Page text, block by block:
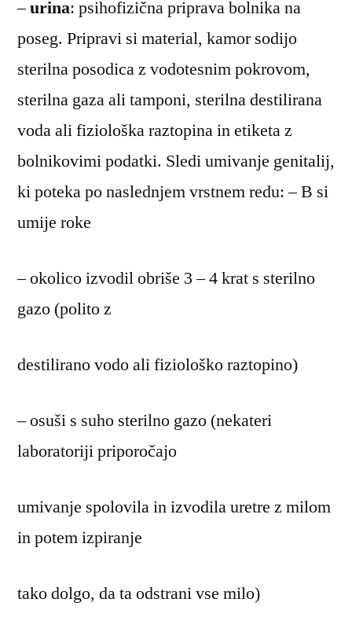
–urina: psihofizična priprava bolnika na
poseg. Pripravi si material, kamor sodijo
sterilna posodica z vodotesnim pokrovom,
sterilna gaza ali tamponi, sterilna destilirana
voda ali fiziološka raztopina in etiketa z
bolnikovimi podatki. Sledi umivanje genitalij,
ki poteka po naslednjem vrstnem redu: – B si
umije roke
– okolico izvodil obriše 3 – 4 krat s sterilno
gazo (polito z
destilirano vodo ali fiziološko raztopino)
– osuši s suho sterilno gazo (nekateri
laboratoriji priporočajo
umivanje spolovila in izvodila uretre z milom
in potem izpiranje
tako dolgo, da ta odstrani vse milo)